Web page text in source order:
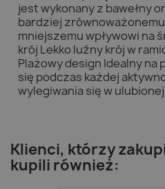
jest wykonany z bawełny
bardziej
mniejszemu wpływowi na
krój Lekko luźny krój w
Plażowy design Idealny
się podczas każdej
wylegiwania się w
Klienci, którzy
kupili również: